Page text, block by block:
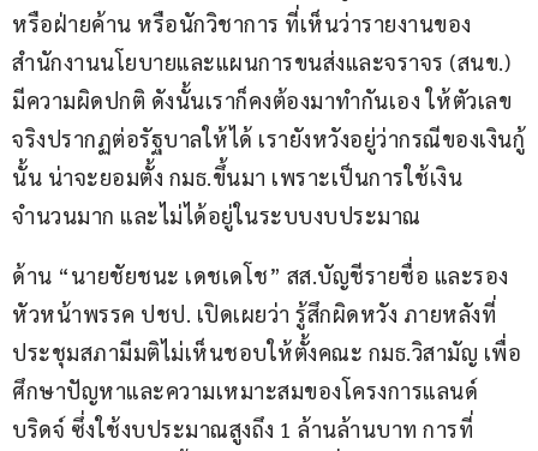
หรือฝ่ายค้าน หรือนักวิชาการ ที่เห็นว่ารายงานของ
สำนักงานนโยบายและแผนการขนส่งและจราจร (สนข.)
มีความผิดปกติ ดังนั้นเราก็คงต้องมาทำกันเอง ให้ตัวเลข
จริงปรากฏต่อรัฐบาลให้ได้ เรายังหวังอยู่ว่ากรณีของเงินกู้
นั้น น่าจะยอมตั้ง กมธ.ขึ้นมา เพราะเป็นการใช้เงิน
จำนวนมาก และไม่ได้อยู่ในระบบงบประมาณ
ด้าน “นายชัยชนะ เดชเดโช” สส.บัญชีรายชื่อ และรอง
หัวหน้าพรรค ปชป. เปิดเผยว่า รู้สึกผิดหวัง ภายหลังที่
ประชุมสภามีมติไม่เห็นชอบให้ตั้งคณะ กมธ.วิสามัญ เพื่อ
ศึกษาปัญหาและความเหมาะสมของโครงการแลนด์
บริดจ์ ซึ่งใช้งบประมาณสูงถึง 1 ล้านล้านบาท การที่